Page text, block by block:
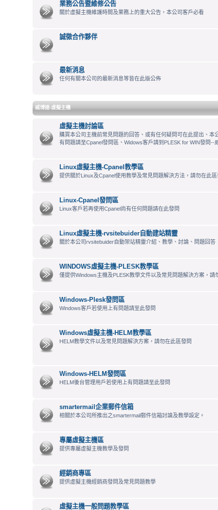
業務公告暨維修公告
關於虛擬主機維護時間及業務上的重大公告，本公司客戶必看
誠徵合作夥伴
最新消息
任何有關本公司的最新消息等皆在此版公佈
威博達-虛擬主機
虛擬主機討論區
購買本公司主機前常見問題的回答、或有任何疑問可在此提出、本
有問題請至Cpanel發問區、Widows客戶請到PLESK for WIN發問--
Linux虛擬主機-Cpanel教學區
提供關於Linux及Cpanel使用教學及常見問題解決方法，請勿在此
Linux-Cpanel發問區
Linux客戶若再使用Cpanel尚有任何問題請在此發問
Linux虛擬主機-rvsitebuider自動建站精靈
關於本公司rvsitebuider自動架站精靈介紹、教學、討論、問題回答
WINDOWS虛擬主機-PLESK教學區
僅提供Windows主機及PLESK教學文件以及常見問題解決方案，請
Windows-Plesk發問區
Windows客戶若使用上有問題請至此發問
Windows虛擬主機-HELM教學區
HELM教學文件以及常見問題解決方案，請勿在此區發問
Windows-HELM發問區
HELM後台管理用戶若使用上有問題請至此發問
smartermail企業郵件信箱
相關於本公司所推出之smartermail郵件信箱討論及教學設定。
專屬虛擬主機區
提供專屬虛擬主機教學及發問
經銷商專區
提供虛擬主機經銷商發問及常見問題教學
虛擬主機一般問題教學區